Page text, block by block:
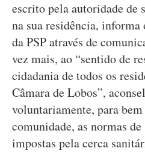
escrito pela autoridade de
na sua residência,
da PSP através de
vez mais, ao “sentido de
cidadania de todos os
Câmara de Lobos”,
voluntariamente, para bem
comunidade, as normas
impostas pela cerca